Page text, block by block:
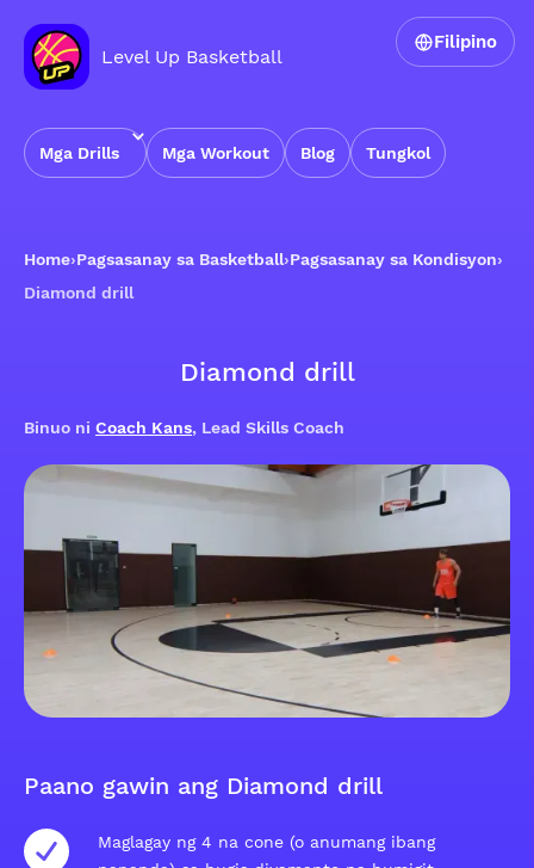
Level Up Basketball
Mga Drills Mga Workout Blog Tungkol
Filipino
Home›Pagsasanay sa Basketball›Pagsasanay sa Kondisyon›
Diamond drill
Diamond drill
Binuo ni Coach Kans, Lead Skills Coach
Paano gawin ang Diamond drill
Maglagay ng 4 na cone (o anumang ibang